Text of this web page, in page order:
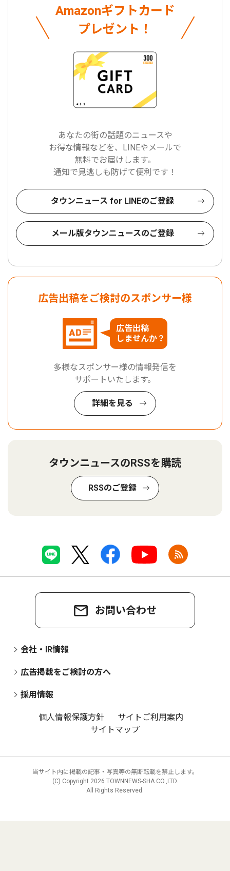
Amazonギフトカード
プレゼント！
あなたの街の話題のニュースや
お得な情報などを、LINEやメールで
無料でお届けします。
通知で見逃しも防げて便利です！
タウンニュース for LINEのご登録
メール版タウンニュースのご登録
広告出稿をご検討のスポンサー様
広告出稿
しませんか？
多様なスポンサー様の情報発信を
サポートいたします。
詳細を見る
タウンニュースのRSSを購読
RSSのご登録
お問い合わせ
会社・IR情報
広告掲載をご検討の方へ
採用情報
個人情報保護方針
サイトご利用案内
サイトマップ
当サイト内に掲載の記事・写真等の無断転載を禁止します。
(C) Copyright 2026 TOWNNEWS-SHA CO.,LTD.
All Rights Reserved.